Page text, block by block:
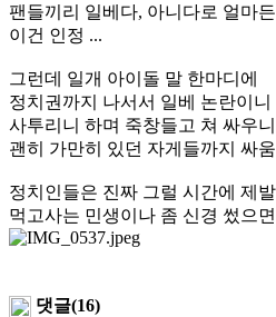
팬들끼리 일베다, 아니다로 얼마
이건 인정 ...
그런데 일개 아이돌 말 한마디에
정치권까지 나서서 일베 논란이니
사투리니 하며 죽창들고 쳐 싸우니
괜히 가만히 있던 자게들까지 싸
정치인들은 진짜 그럴 시간에 제
먹고사는 민생이나 좀 신경 썼으
댓글(16)